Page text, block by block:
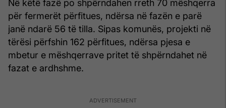
Në këtë fazë po shpërndahen rreth 70 mëshqerra
për fermerët përfitues, ndërsa në fazën e parë
janë ndarë 56 të tilla. Sipas komunës, projekti në
tërësi përfshin 162 përfitues, ndërsa pjesa e
mbetur e mëshqerrave pritet të shpërndahet në
fazat e ardhshme.